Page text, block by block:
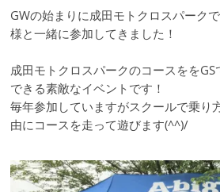
GWの始まりに成田モトクロスパーク
様と一緒に参加してきました！
成田モトクロスパークのコースをを
できる素敵なイベントです！
毎年参加していますがスクールで乗り
由にコースを走って遊びます(^^)/